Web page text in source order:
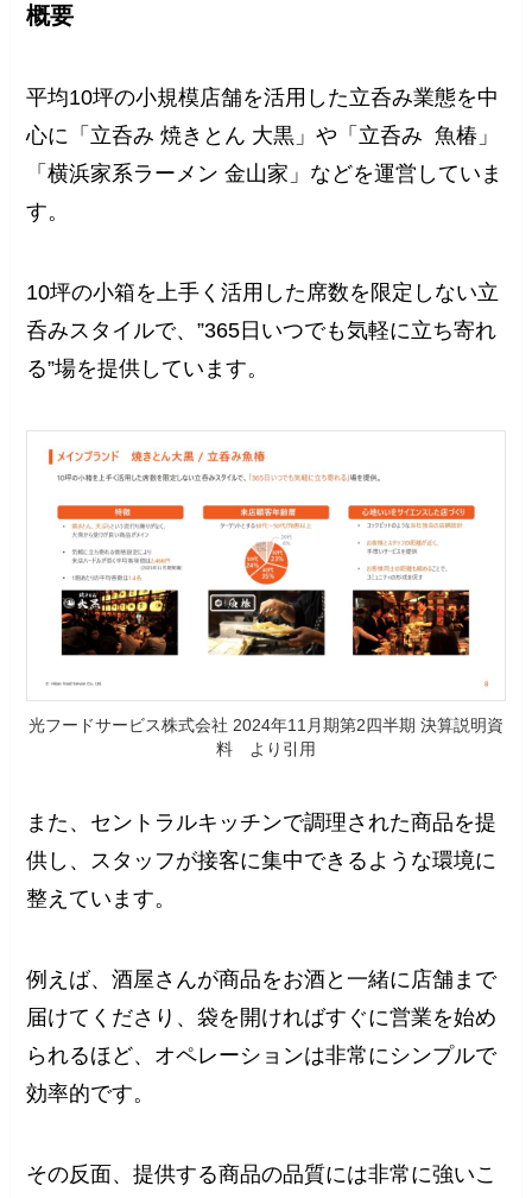
概要
平均10坪の小規模店舗を活用した立呑み業態を中
心に「立呑み 焼きとん 大黒」や「立呑み 魚椿」
「横浜家系ラーメン 金山家」などを運営していま
す。
10坪の小箱を上手く活用した席数を限定しない立
呑みスタイルで、”365日いつでも気軽に立ち寄れ
る”場を提供しています。
光フードサービス株式会社 2024年11月期第2四半期 決算説明資
料 より引用
また、セントラルキッチンで調理された商品を提
供し、スタッフが接客に集中できるような環境に
整えています。
例えば、酒屋さんが商品をお酒と一緒に店舗まで
届けてくださり、袋を開ければすぐに営業を始め
られるほど、オペレーションは非常にシンプルで
効率的です。
その反面、提供する商品の品質には非常に強いこ